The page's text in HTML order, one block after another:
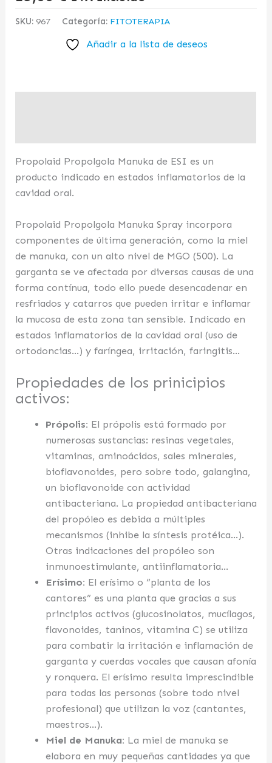
SKU: 967 Categoría: FITOTERAPIA
Añadir a la lista de deseos
Propolaid Propolgola Manuka de ESI es un
producto indicado en estados inflamatorios de la
cavidad oral.
Propolaid Propolgola Manuka Spray incorpora
componentes de última generación, como la miel
de manuka, con un alto nivel de MGO (500). La
garganta se ve afectada por diversas causas de una
forma contínua, todo ello puede desencadenar en
resfriados y catarros que pueden irritar e inflamar
la mucosa de esta zona tan sensible. Indicado en
estados inflamatorios de la cavidad oral (uso de
ortodoncias…) y faríngea, irritación, faringitis…
Propiedades de los prinicipios
activos:
Própolis: El própolis está formado por
numerosas sustancias: resinas vegetales,
vitaminas, aminoácidos, sales minerales,
bioflavonoides, pero sobre todo, galangina,
un bioflavonoide con actividad
antibacteriana. La propiedad antibacteriana
del propóleo es debida a múltiples
mecanismos (inhibe la síntesis protéica…).
Otras indicaciones del propóleo son
inmunoestimulante, antiinflamatoria…
Erísimo: El erísimo o “planta de los
cantores” es una planta que gracias a sus
principios activos (glucosinolatos, mucílagos,
flavonoides, taninos, vitamina C) se utiliza
para combatir la irritación e inflamación de
garganta y cuerdas vocales que causan afonía
y ronquera. El erísimo resulta imprescindible
para todas las personas (sobre todo nivel
profesional) que utilizan la voz (cantantes,
maestros…).
Miel de Manuka: La miel de manuka se
elabora en muy pequeñas cantidades ya que